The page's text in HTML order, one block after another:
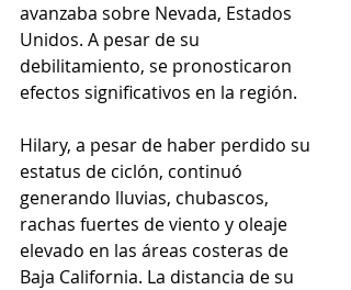
avanzaba sobre Nevada, Estados
Unidos. A pesar de su
debilitamiento, se pronosticaron
efectos significativos en la región.
Hilary, a pesar de haber perdido su
estatus de ciclón, continuó
generando lluvias, chubascos,
rachas fuertes de viento y oleaje
elevado en las áreas costeras de
Baja California. La distancia de su